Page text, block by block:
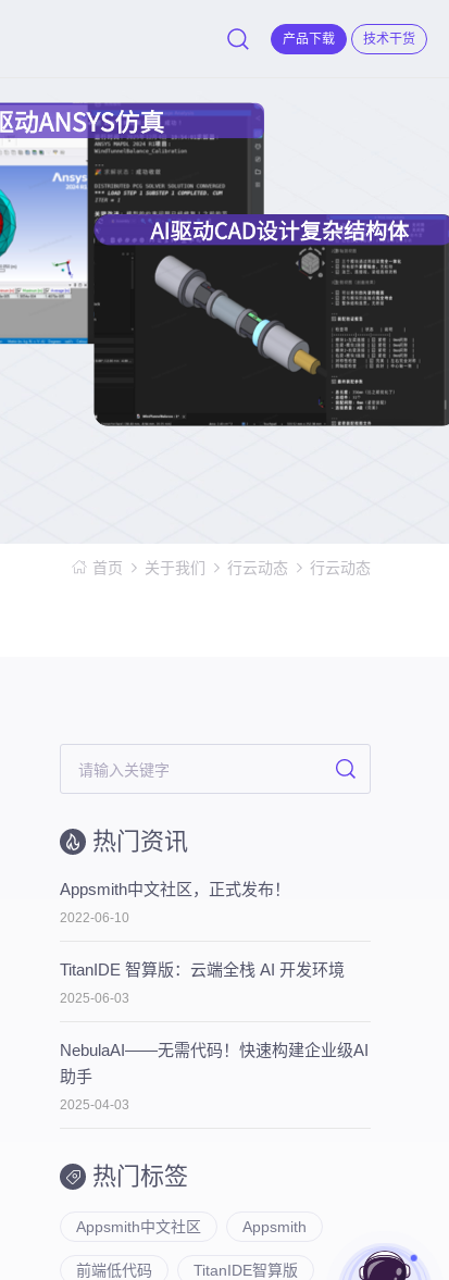
产品下载 技术干货
首页 关于我们 行云动态 行云动态
热门资讯
Appsmith中文社区，正式发布！
2022-06-10
TitanIDE 智算版：云端全栈 AI 开发环境
2025-06-03
NebulaAI——无需代码！快速构建企业级AI
助手
2025-04-03
热门标签
Appsmith中文社区 Appsmith
前端低代码 TitanIDE智算版